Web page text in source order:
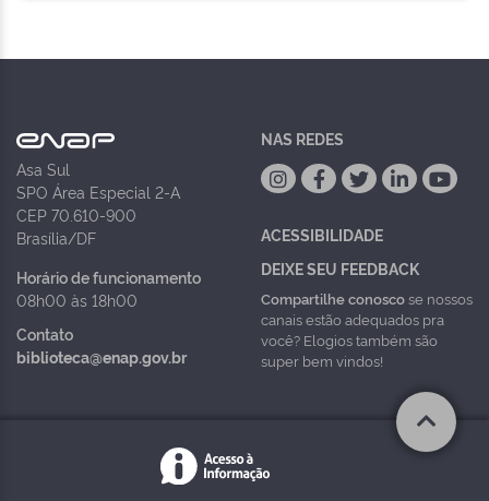
Asa Sul
SPO Área Especial 2-A
CEP 70.610-900
Brasília/DF
Horário de funcionamento
08h00 às 18h00
Contato
biblioteca@enap.gov.br
NAS REDES
ACESSIBILIDADE
DEIXE SEU FEEDBACK
Compartilhe conoscose nossos
canais estão adequados pra
você? Elogios também são
super bem vindos!